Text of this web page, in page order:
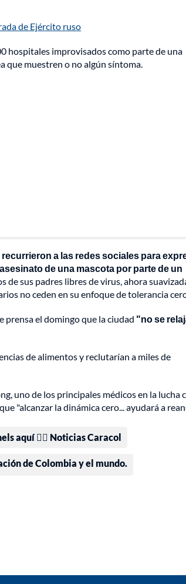
de Ejército ruso
hospitales improvisados ​​como parte de una
que muestren o no algún síntoma.
a las redes sociales para
de una mascota por parte de un
sus padres libres de virus, ahora
no ceden en su enfoque de tolerancia
prensa el domingo que la ciudad "no se
de alimentos y reclutarían a miles de
uno de los principales médicos en la lucha
"alcanzar la dinámica cero... ayudará a
aquí 👉🏻 Noticias Caracol
de Colombia y el mundo.